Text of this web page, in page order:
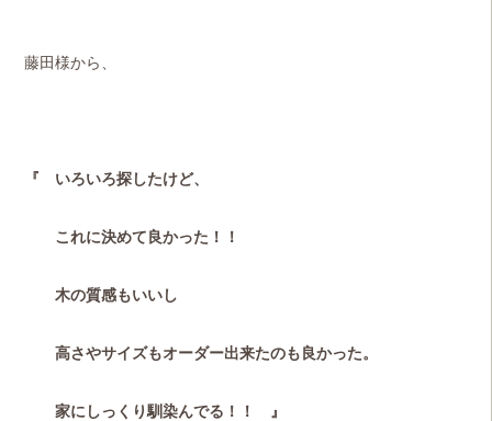
藤田様から、
『 いろいろ探したけど、
これに決めて良かった！！
木の質感もいいし
高さやサイズもオーダー出来たのも良かった。
家にしっくり馴染んでる！！ 』